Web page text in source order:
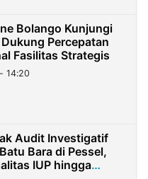
Bolango Kunjungi
Dukung Percepatan
Fasilitas Strategis
14:20
Audit Investigatif
Bara di Pessel,
IUP hingga